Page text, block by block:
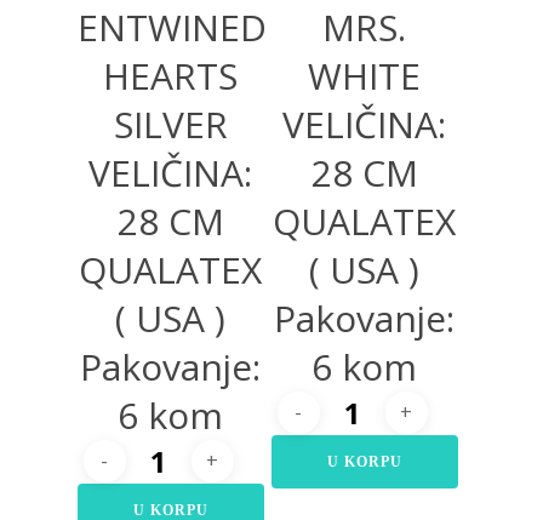
ENTWINED
HEARTS
SILVER
VELIČINA:
28 CM
QUALATEX
( USA )
Pakovanje:
6 kom
U KORPU
MRS.
WHITE
VELIČINA:
28 CM
QUALATEX
( USA )
Pakovanje:
6 kom
U KORPU